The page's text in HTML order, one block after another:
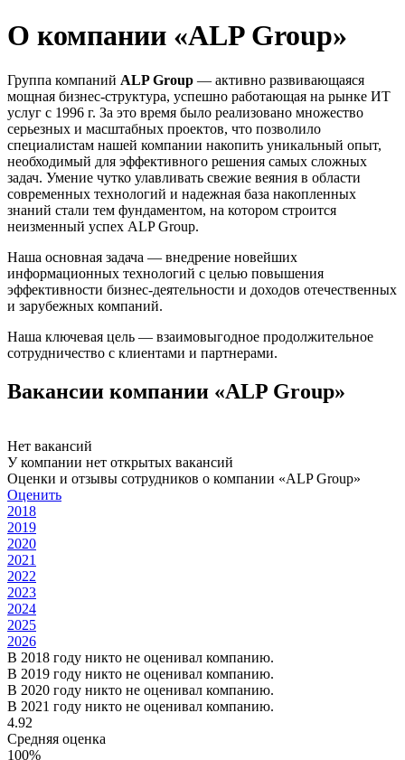
О компании «ALP Group»
Группа компаний ALP Group — активно развивающаяся
мощная бизнес-структура, успешно работающая на рынке ИТ
услуг с 1996 г. За это время было реализовано множество
серьезных и масштабных проектов, что позволило
специалистам нашей компании накопить уникальный опыт,
необходимый для эффективного решения самых сложных
задач. Умение чутко улавливать свежие веяния в области
современных технологий и надежная база накопленных
знаний стали тем фундаментом, на котором строится
неизменный успех ALP Group.
Наша основная задача — внедрение новейших
информационных технологий с целью повышения
эффективности бизнес-деятельности и доходов отечественных
и зарубежных компаний.
Наша ключевая цель — взаимовыгодное продолжительное
сотрудничество с клиентами и партнерами.
Вакансии компании «ALP Group»
Нет вакансий
У компании нет открытых вакансий
Оценки и отзывы сотрудников о компании «ALP Group»
Оценить
2018
2019
2020
2021
2022
2023
2024
2025
2026
В 2018 году никто не оценивал компанию.
В 2019 году никто не оценивал компанию.
В 2020 году никто не оценивал компанию.
В 2021 году никто не оценивал компанию.
4.92
Средняя оценка
100%